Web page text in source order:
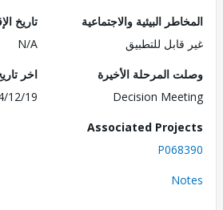
البيئية والاجتماعية
للتطبيق
تاريخ الإقفال
المرحلة الأخيرة
Decision
اخر تاريخ تحديث
2024/12/19
Associated